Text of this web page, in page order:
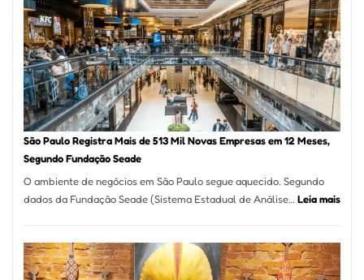
na
Vila
Formosa
–
Kabuk
Esfihas
São Paulo Registra Mais de 513 Mil Novas Empresas em 12 Meses,
Segundo Fundação Seade
O ambiente de negócios em São Paulo segue aquecido. Segundo
dados da Fundação Seade (Sistema Estadual de Análise… Leia mais: